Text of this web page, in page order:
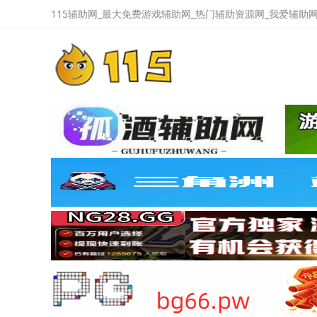
115辅助网_最大免费游戏辅助网_热门辅助资源网_我爱辅助